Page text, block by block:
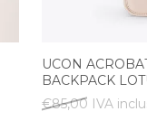
UCON
BACKPACK
€85,00 IVA